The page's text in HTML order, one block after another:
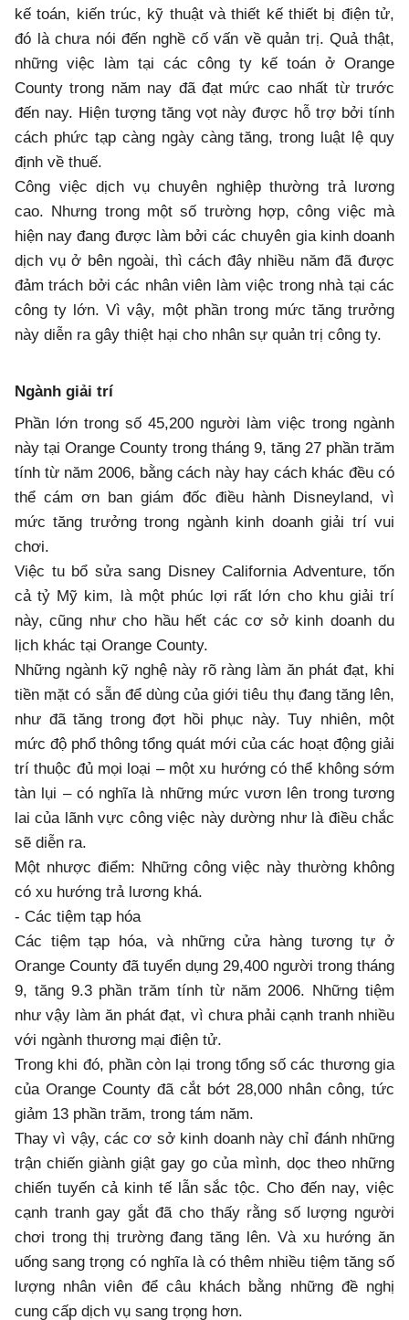
kế toán, kiến trúc, kỹ thuật và thiết kế thiết bị điện tử,
đó là chưa nói đến nghề cố vấn về quản trị. Quả thật,
những việc làm tại các công ty kế toán ở Orange
County trong năm nay đã đạt mức cao nhất từ trước
đến nay. Hiện tượng tăng vọt này được hỗ trợ bởi tính
cách phức tạp càng ngày càng tăng, trong luật lệ quy
định về thuế.
Công việc dịch vụ chuyên nghiệp thường trả lương
cao. Nhưng trong một số trường hợp, công việc mà
hiện nay đang được làm bởi các chuyên gia kinh doanh
dịch vụ ở bên ngoài, thì cách đây nhiều năm đã được
đảm trách bởi các nhân viên làm việc trong nhà tại các
công ty lớn. Vì vậy, một phần trong mức tăng trưởng
này diễn ra gây thiệt hại cho nhân sự quản trị công ty.
Ngành giải trí
Phần lớn trong số 45,200 người làm việc trong ngành
này tại Orange County trong tháng 9, tăng 27 phần trăm
tính từ năm 2006, bằng cách này hay cách khác đều có
thể cám ơn ban giám đốc điều hành Disneyland, vì
mức tăng trưởng trong ngành kinh doanh giải trí vui
chơi.
Việc tu bổ sửa sang Disney California Adventure, tốn
cả tỷ Mỹ kim, là một phúc lợi rất lớn cho khu giải trí
này, cũng như cho hầu hết các cơ sở kinh doanh du
lịch khác tại Orange County.
Những ngành kỹ nghệ này rõ ràng làm ăn phát đạt, khi
tiền mặt có sẵn để dùng của giới tiêu thụ đang tăng lên,
như đã tăng trong đợt hồi phục này. Tuy nhiên, một
mức độ phổ thông tổng quát mới của các hoạt động giải
trí thuộc đủ mọi loại – một xu hướng có thể không sớm
tàn lụi – có nghĩa là những mức vươn lên trong tương
lai của lãnh vực công việc này dường như là điều chắc
sẽ diễn ra.
Một nhược điểm: Những công việc này thường không
có xu hướng trả lương khá.
- Các tiệm tạp hóa
Các tiệm tạp hóa, và những cửa hàng tương tự ở
Orange County đã tuyển dụng 29,400 người trong tháng
9, tăng 9.3 phần trăm tính từ năm 2006. Những tiệm
như vậy làm ăn phát đạt, vì chưa phải cạnh tranh nhiều
với ngành thương mại điện tử.
Trong khi đó, phần còn lại trong tổng số các thương gia
của Orange County đã cắt bớt 28,000 nhân công, tức
giảm 13 phần trăm, trong tám năm.
Thay vì vậy, các cơ sở kinh doanh này chỉ đánh những
trận chiến giành giật gay go của mình, dọc theo những
chiến tuyến cả kinh tế lẫn sắc tộc. Cho đến nay, việc
cạnh tranh gay gắt đã cho thấy rằng số lượng người
chơi trong thị trường đang tăng lên. Và xu hướng ăn
uống sang trọng có nghĩa là có thêm nhiều tiệm tăng số
lượng nhân viên để câu khách bằng những đề nghị
cung cấp dịch vụ sang trọng hơn.